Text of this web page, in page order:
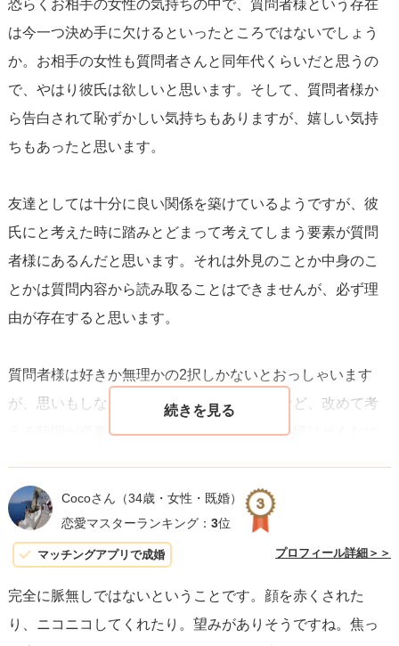
2. **関係性の重視**: 無理やり恋愛関係にすることによって
現在の良好な関係を壊したくないという思いがあるかもし
れません。
3. **圧迫感の回避**: 直接的な否定や肯定ではなく、間をと
った返事によって、あなたを傷つけず、かつ自分にもプレ
ッシャーをかけずに時間を稼ぎたいのかもしれません。
あなたができる最善の対応は、彼女の答えを待つことで
す。焦らず彼女の考えがまとまるのを待つことが重要で
す。彼女の態度や発言からは、あなたに対して否定的では
ない、もしくはあなたとの関係について真剣に考えている
というポジティブな兆候も読み取ることができます。この
ペースを尊重し、プレッシャーをかけずに支えていく姿勢
が大切です。
最終的には、彼女の決断を尊重し、どんな結果でも受け入
れる準備をしておくこと。彼女が自分の答えを出すまで、
根気強く寄り添うことが、二人の関係をより深いものにす
る第一歩かもしれません。
恐らくお相手の女性の気持ちの中で、質問者様という存在
は今一つ決め手に欠けるといったところではないでしょう
か。お相手の女性も質問者さんと同年代くらいだと思うの
で、やはり彼氏は欲しいと思います。そして、質問者様か
ら告白されて恥ずかしい気持ちもありますが、嬉しい気持
ちもあったと思います。
友達としては十分に良い関係を築けているようですが、彼
氏にと考えた時に踏みとどまって考えてしまう要素が質問
者様にあるんだと思います。それは外見のことか中身のこ
とかは質問内容から読み取ることはできませんが、必ず理
由が存在すると思います。
質問者様は好きか無理かの2択しかないとおっしゃいます
が、思いもしない相手から告白された場合など、改めて考
える時間が必要な場合もあります。人間の感情はそんなに
す。
さらに、質問者様の2択しかないという考えでいえば、考え
時点で現段階のお相手の気持ちは無理とまでは言いません
が恋愛感情的に好きではないという可能性が高いと思いま
Cocoさん （34歳・女性・既婚）
恋愛マスターランキング： 3位
マッチングアプリで成婚 プロフィール詳細＞＞
完全に脈無しではないということです。顔を赤くされた
り、ニコニコしてくれたり。望みがありそうですね。焦っ